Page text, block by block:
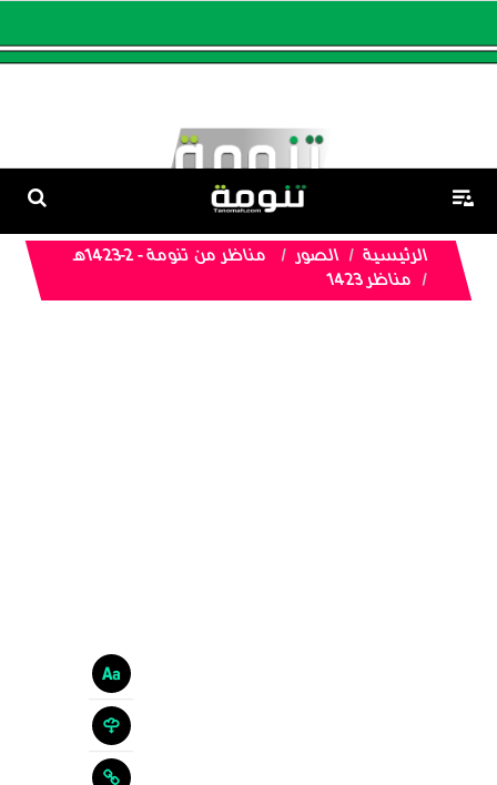
الرئيسية الصور
مناظر من تنومة - 2-1423هـ
مناظر 1423